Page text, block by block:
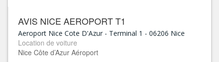
AVIS NICE AEROPORT T1
Aeroport Nice Cote D'Azur - Terminal 1 - 06206 Nice
Location de voiture
Nice Côte d’Azur Aéroport